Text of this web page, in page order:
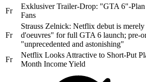
Fr
Exklusiver Trailer-Drop: "GTA 6"-
Fans
Fr
Strauss Zelnick: Netflix debut is
d'oeuvres" for full GTA 6 launch; pre-
"unprecedented and astonishing"
Fr
Netflix Looks Attractive to Short-Put
Month Income Yield